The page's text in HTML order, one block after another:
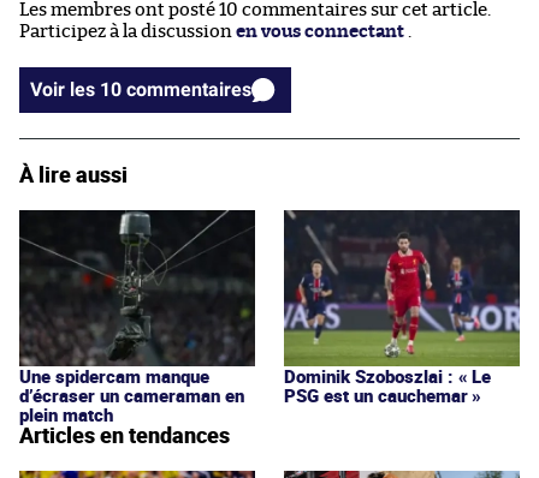
Les membres ont posté 10 commentaires sur cet article.
Participez à la discussion en vous connectant .
Voir les 10 commentaires
À lire aussi
Une spidercam manque
d’écraser un cameraman en
plein match
Dominik Szoboszlai : « Le
PSG est un cauchemar »
Articles en tendances